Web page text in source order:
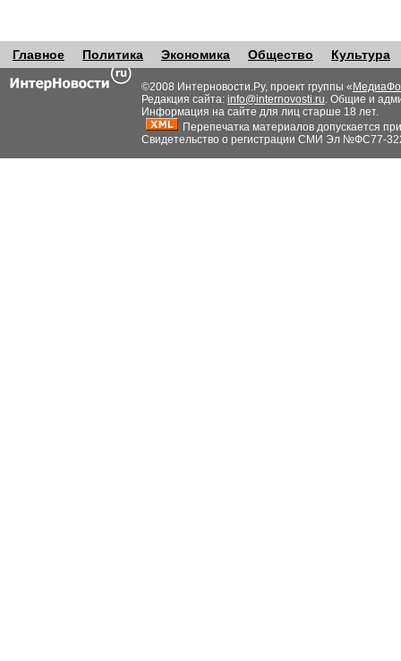
Главное Политика Экономика Общество Культура
©2008 Интерновости.Ру, проект группы «
Редакция сайта: info@internovosti.ru. Общие и
Информация на сайте для лиц старше 18 лет.
Перепечатка материалов допускается
Свидетельство о регистрации СМИ Эл №ФС77-